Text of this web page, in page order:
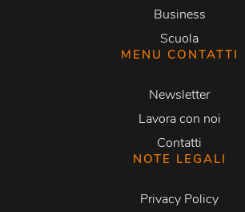
Business
Scuola
MENU CONTATTI
Newsletter
Lavora con noi
Contatti
NOTE LEGALI
Privacy Policy